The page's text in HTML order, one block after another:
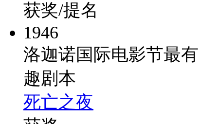
获奖/提名
1946
洛迦诺国际电影节最有
趣剧本
死亡之夜